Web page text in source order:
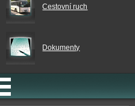
Cestovní ruch
Dokumenty